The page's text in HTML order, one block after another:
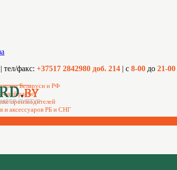
| тел/факс: +37517 2842980 доб. 214 | с 8-00 до 21-00
Беларуси и РФ
расчет
производителей
и аксессуаров РБ и СНГ